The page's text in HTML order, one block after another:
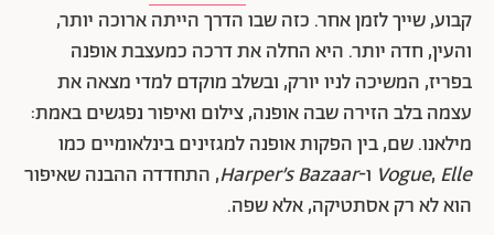
קבוע, שייך לזמן אחר. כזה שבו הדרך הייתה ארוכה יותר,
והעין, חדה יותר. היא החלה את דרכה כמעצבת אופנה
בפריז, המשיכה לניו יורק, ובשלב מוקדם למדי מצאה את
עצמה בלב הזירה שבה אופנה, צילום ואיפור נפגשים באמת:
מילאנו. שם, בין הפקות אופנה למגזינים בינלאומיים כמו
Vogue, Elle ו-Harper’s Bazaar, התחדדה ההבנה שאיפור
הוא לא רק אסתטיקה, אלא שפה.